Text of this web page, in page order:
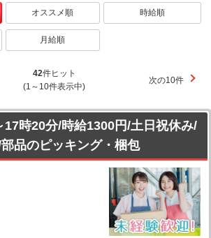
オススメ順 時給順
月給順
42件ヒット
(1～10件表示中)
次の10件
17時20分/時給1300円/土日祝休み/
品のピッキング・梱包